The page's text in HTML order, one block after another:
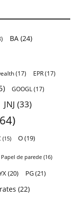
BA (24)
(17) EPR(17)
GOOGL (17)
JNJ (33)
(15) O(19)
Papel de parede (16)
(20) PG(21)
(22)